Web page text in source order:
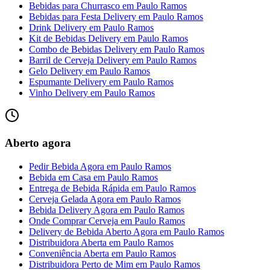
Bebidas para Churrasco em Paulo Ramos
Bebidas para Festa Delivery em Paulo Ramos
Drink Delivery em Paulo Ramos
Kit de Bebidas Delivery em Paulo Ramos
Combo de Bebidas Delivery em Paulo Ramos
Barril de Cerveja Delivery em Paulo Ramos
Gelo Delivery em Paulo Ramos
Espumante Delivery em Paulo Ramos
Vinho Delivery em Paulo Ramos
Aberto agora
Pedir Bebida Agora em Paulo Ramos
Bebida em Casa em Paulo Ramos
Entrega de Bebida Rápida em Paulo Ramos
Cerveja Gelada Agora em Paulo Ramos
Bebida Delivery Agora em Paulo Ramos
Onde Comprar Cerveja em Paulo Ramos
Delivery de Bebida Aberto Agora em Paulo Ramos
Distribuidora Aberta em Paulo Ramos
Conveniência Aberta em Paulo Ramos
Distribuidora Perto de Mim em Paulo Ramos